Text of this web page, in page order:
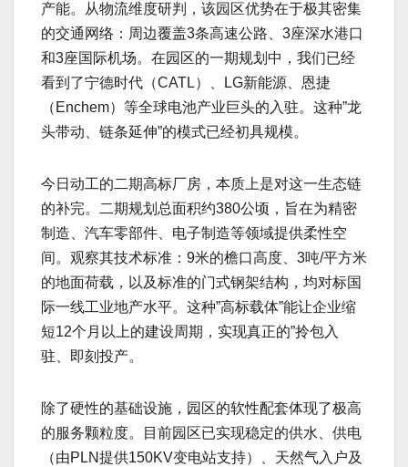
产能。从物流维度研判，该园区优势在于极其密集
的交通网络：周边覆盖3条高速公路、3座深水港口
和3座国际机场。在园区的一期规划中，我们已经
看到了宁德时代（CATL）、LG新能源、恩捷
（Enchem）等全球电池产业巨头的入驻。这种”龙
头带动、链条延伸”的模式已经初具规模。
今日动工的二期高标厂房，本质上是对这一生态链
的补完。二期规划总面积约380公顷，旨在为精密
制造、汽车零部件、电子制造等领域提供柔性空
间。观察其技术标准：9米的檐口高度、3吨/平方米
的地面荷载，以及标准的门式钢架结构，均对标国
际一线工业地产水平。这种”高标载体”能让企业缩
短12个月以上的建设周期，实现真正的”拎包入
驻、即刻投产。
除了硬性的基础设施，园区的软性配套体现了极高
的服务颗粒度。目前园区已实现稳定的供水、供电
（由PLN提供150KV变电站支持）、天然气入户及